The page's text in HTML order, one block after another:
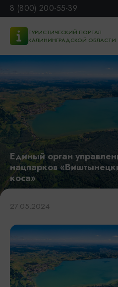
8 (800) 200-55-39
ТУРИСТИЧЕСКИЙ ПОРТАЛ
КАЛИНИНГРАДСКОЙ ОБЛАСТИ
Единый орган
нацпарков
коса»
27.05.2024